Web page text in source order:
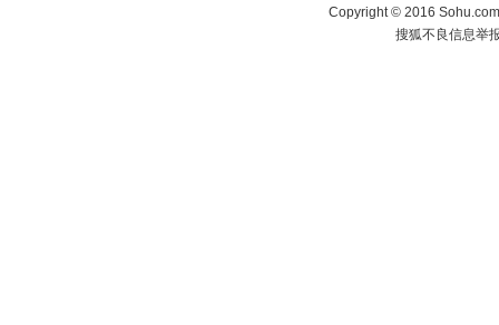
Copyright©2016
搜狐不良信息举